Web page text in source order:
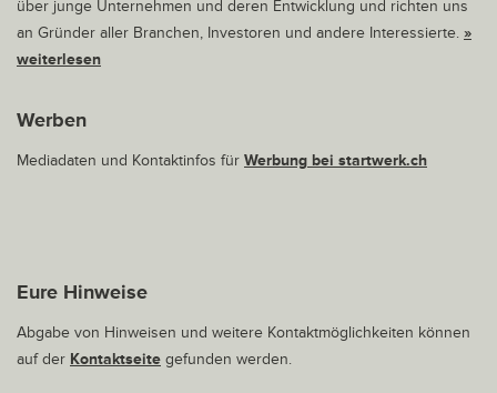
über junge Unternehmen und deren Entwicklung und richten uns
an Gründer aller Branchen, Investoren und andere Interessierte. »
weiterlesen
Werben
Mediadaten und Kontaktinfos für Werbung bei startwerk.ch
Eure Hinweise
Abgabe von Hinweisen und weitere Kontaktmöglichkeiten können
auf der Kontaktseite gefunden werden.